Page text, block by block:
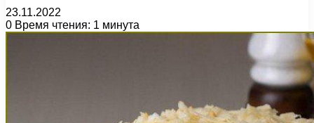
23.11.2022
0 Время чтения: 1 минута